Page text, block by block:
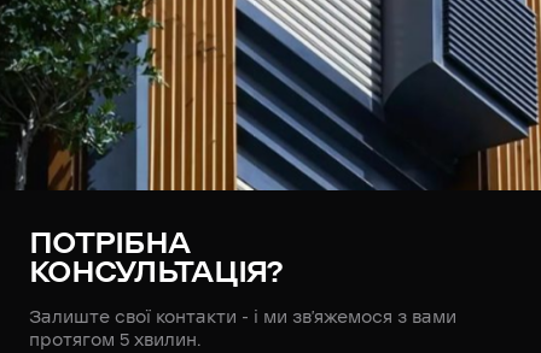
ПОТРІБНА
КОНСУЛЬТАЦІЯ?
Залиште свої контакти - і ми зв’яжемося з вами
протягом 5 хвилин.